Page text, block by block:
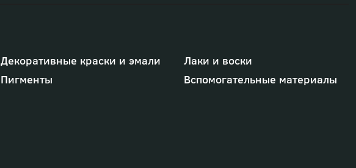
Декоративные краски и эмали
Лаки и воски
Пигменты Вспомогательные материалы